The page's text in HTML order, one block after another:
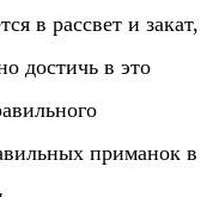
в рассвет и закат,
достичь в это
приманок в